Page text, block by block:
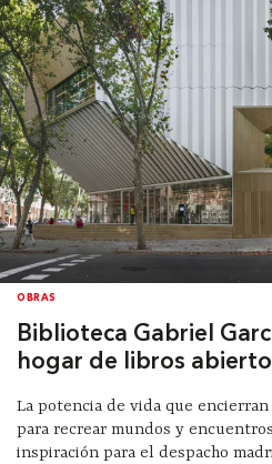
OBRAS
Biblioteca Gabriel
hogar de libros
La potencia de vida que
para recrear mundos y
inspiración para el despacho